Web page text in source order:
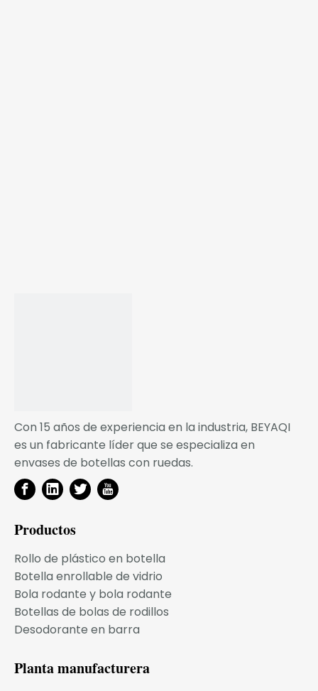
Con 15 años de experiencia en la industria, BEYAQI
es un fabricante líder que se especializa en
envases de botellas con ruedas.
Productos
Rollo de plástico en botella
Botella enrollable de vidrio
Bola rodante y bola rodante
Botellas de bolas de rodillos
Desodorante en barra
Planta manufacturera